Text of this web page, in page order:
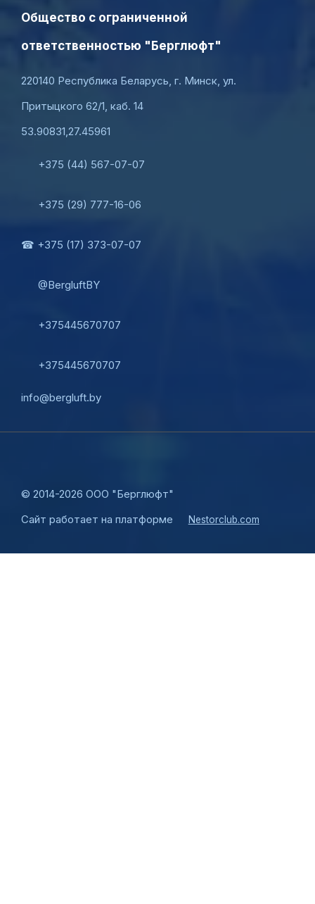
Общество с ограниченной
ответственностью "Берглюфт"
220140 Республика Беларусь, г. Минск, ул.
Притыцкого 62/1, каб. 14
53.90831,27.45961
+375 (44) 567-07-07
+375 (29) 777-16-06
☎ +375 (17) 373-07-07
@BergluftBY
+375445670707
+375445670707
info@bergluft.by
© 2014-2026 ООО "Берглюфт"
Сайт работает на платформе
Nestorclub.com